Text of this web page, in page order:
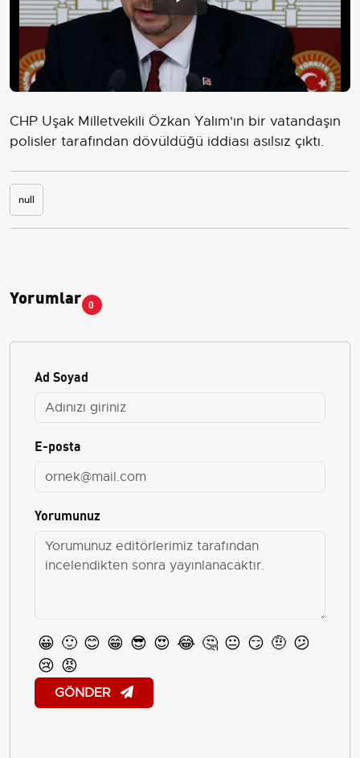
Play
Video
CHP Uşak Milletvekili Özkan Yalım'ın bir vatandaşın
polisler tarafından dövüldüğü iddiası asılsız çıktı.
null
Yorumlar 0
Ad Soyad
E-posta
Yorumunuz
😀 🙂 😊 😁 😎 😍 😂 🤔 😐 😏 🤨 😕
😢 😡
GÖNDER